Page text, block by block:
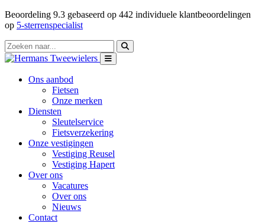
Beoordeling 9.3 gebaseerd op 442 individuele klantbeoordelingen
op 5-sterrenspecialist
Ons aanbod
Fietsen
Onze merken
Diensten
Sleutelservice
Fietsverzekering
Onze vestigingen
Vestiging Reusel
Vestiging Hapert
Over ons
Vacatures
Over ons
Nieuws
Contact